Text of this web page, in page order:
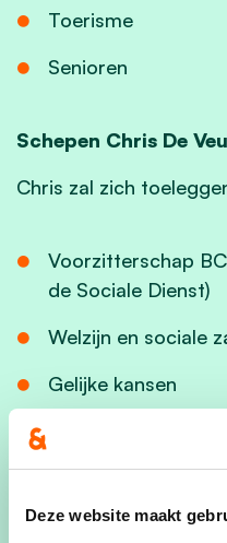
Deze website maakt
Toerisme
Senioren
Schepen Chris De
Chris zal zich
Voorzitterschap
de Sociale Dienst)
Welzijn en sociale
Gelijke kansen
Het college
we bouwen aan een